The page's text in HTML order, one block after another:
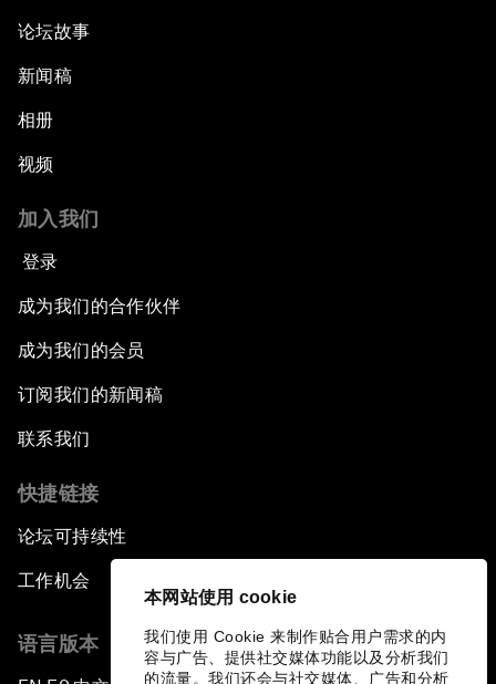
本网站使用 cookie
我们使用 Cookie 来制作贴合用户需求的内
容与广告、提供社交媒体功能以及分析我们
的流量。我们还会与社交媒体、广告和分析
论坛故事
新闻稿
相册
视频
加入我们
登录
成为我们的合作伙伴
成为我们的会员
订阅我们的新闻稿
联系我们
快捷链接
论坛可持续性
工作机会
语言版本